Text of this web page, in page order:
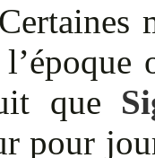
Certaines
l’époque
que
pour